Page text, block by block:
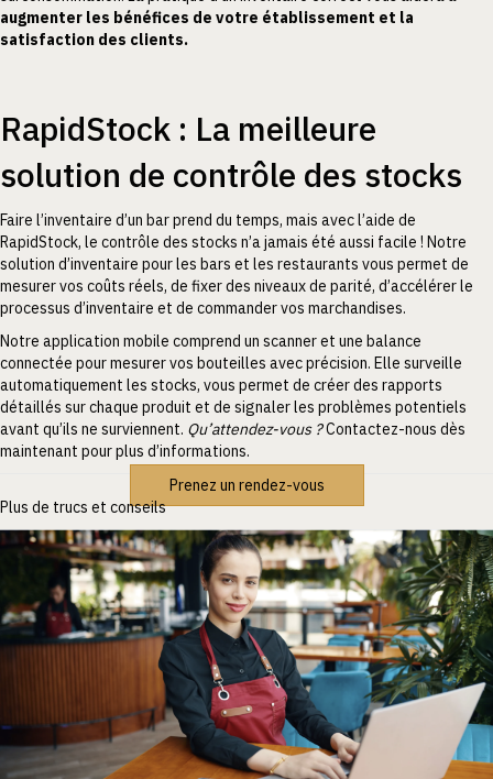
augmenter les bénéfices de votre établissement et la
satisfaction des clients.
RapidStock : La meilleure
solution de contrôle des stocks
Faire l’inventaire d’un bar prend du temps, mais avec l’aide de
RapidStock, le contrôle des stocks n’a jamais été aussi facile ! Notre
solution d’inventaire pour les bars et les restaurants vous permet de
mesurer vos coûts réels, de fixer des niveaux de parité, d’accélérer le
processus d’inventaire et de commander vos marchandises.
Notre application mobile comprend un scanner et une balance
connectée pour mesurer vos bouteilles avec précision. Elle surveille
automatiquement les stocks, vous permet de créer des rapports
détaillés sur chaque produit et de signaler les problèmes potentiels
avant qu’ils ne surviennent. Qu’attendez-vous ?Contactez-nous dès
maintenant pour plus d’informations.
Prenez un rendez-vous
Plus de trucs et conseils